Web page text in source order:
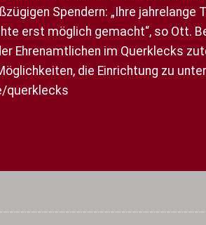
Spendern: „Ihre jahrelange
erst möglich gemacht“, so Ott.
Ehrenamtlichen im Querklecks
die Einrichtung zu
querklecks